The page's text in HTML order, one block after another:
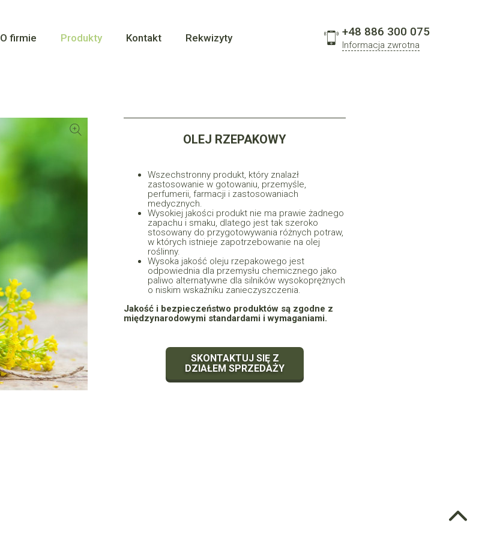
O firmie Produkty Kontakt Rekwizyty +48 886 300 075
Informacja zwrotna
OLEJ RZEPAKOWY
Wszechstronny produkt, który znalazł
zastosowanie w gotowaniu, przemyśle,
perfumerii, farmacji i zastosowaniach
medycznych.
Wysokiej jakości produkt nie ma prawie żadnego
zapachu i smaku, dlatego jest tak szeroko
stosowany do przygotowywania różnych potraw,
w których istnieje zapotrzebowanie na olej
roślinny.
Wysoka jakość oleju rzepakowego jest
odpowiednia dla przemysłu chemicznego jako
paliwo alternatywne dla silników wysokoprężnych
o niskim wskaźniku zanieczyszczenia.
Jakość i bezpieczeństwo produktów są zgodne z
międzynarodowymi standardami i wymaganiami.
SKONTAKTUJ SIĘ Z
DZIAŁEM SPRZEDAŻY